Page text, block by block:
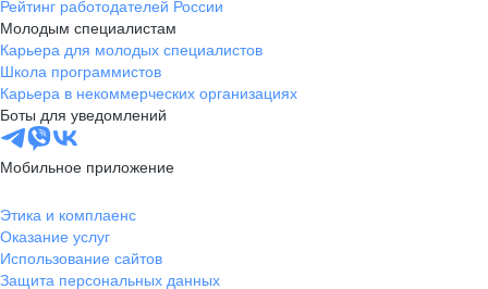
Рейтинг работодателей России
Молодым специалистам
Карьера для молодых специалистов
Школа программистов
Карьера в некоммерческих организациях
Боты для уведомлений
Мобильное приложение
Этика и комплаенс
Оказание услуг
Использование сайтов
Защита персональных данных